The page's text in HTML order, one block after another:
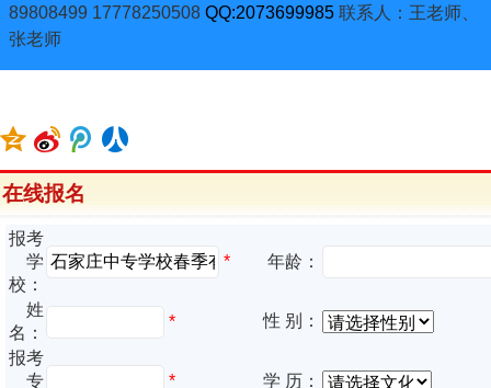
89808499 17778250508 QQ:2073699985 联系人：王老师、
张老师
在线报名
报考
学
校：
* 年龄：
姓
名：
*
性 别：
报考
专
* 学 历：